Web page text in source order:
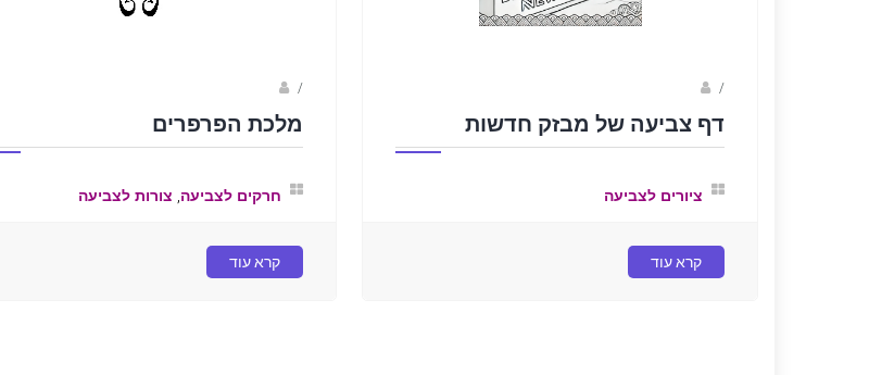
/
דף צביעה של מבזק חדשות
ציורים לצביעה
קרא עוד
/
מלכת הפרפרים
חרקים לצביעה, צורות לצביעה
קרא עוד